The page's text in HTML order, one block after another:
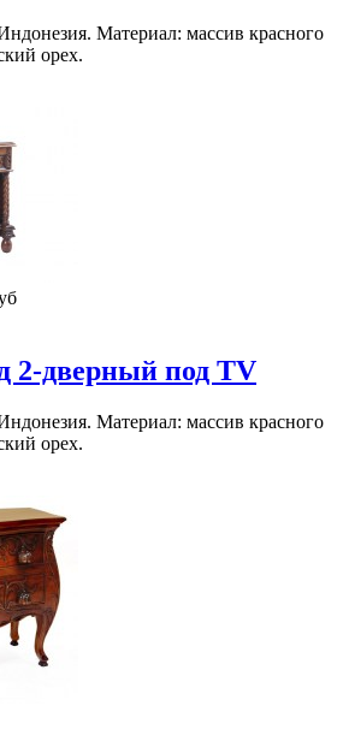
Материал: массив красного
орех.
2-дверный под TV
Материал: массив красного
орех.